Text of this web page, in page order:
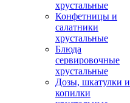
хрустальные
Конфетницы и
салатники
хрустальные
Блюда
сервировочные
хрустальные
Дозы, шкатулки и
копилки